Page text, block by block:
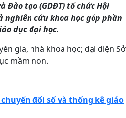
Đào tạo (GDĐT) tổ chức Hội
cứu khoa học góp phần
dục đại học.
gia, nhà khoa học; đại diện Sở
mầm non.
đổi số và thống kê giáo